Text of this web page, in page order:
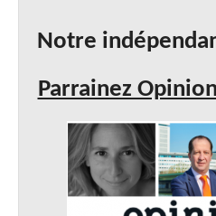
Notre
Parrainez